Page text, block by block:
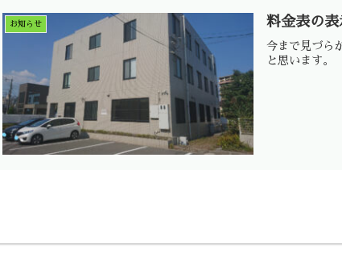
お知らせ 料金表の表
今まで見づら
と思います。